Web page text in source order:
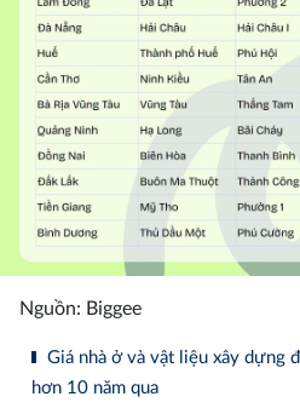
Nguồn: Biggee
Giá nhà ở và vật liệu xây dựng
hơn 10 năm qua